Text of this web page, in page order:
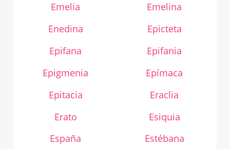
Emelia
Emelina
Enedina
Epicteta
Epifana
Epifania
Epigmenia
Epímaca
Epitacia
Eraclia
Erato
Esiquia
España
Estébana